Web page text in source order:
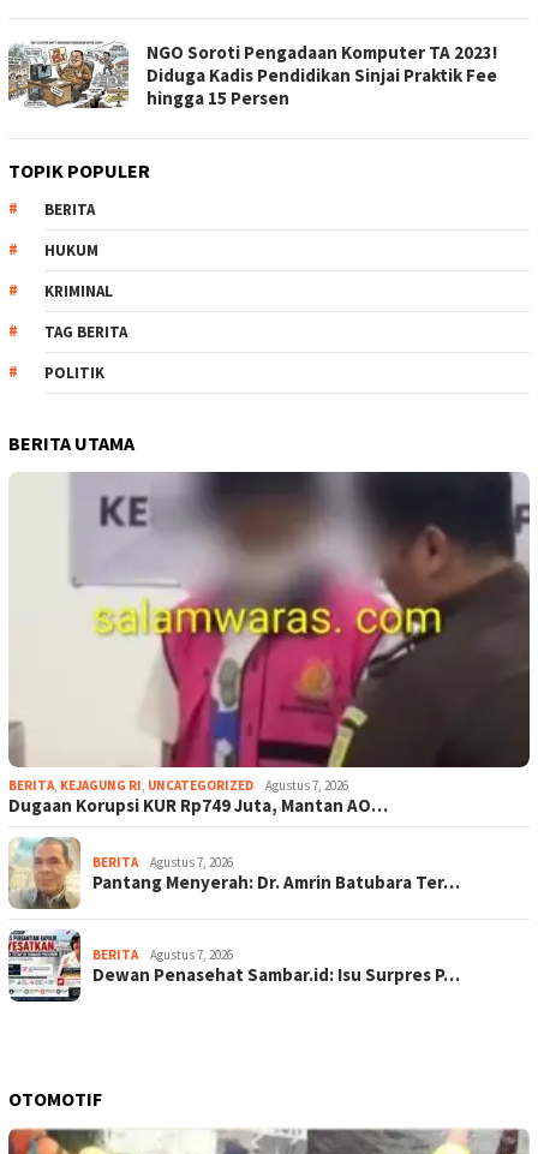
NGO Soroti Pengadaan Komputer TA 2023!
Diduga Kadis Pendidikan Sinjai Praktik Fee
hingga 15 Persen
TOPIK POPULER
BERITA
HUKUM
KRIMINAL
TAG BERITA
POLITIK
BERITA UTAMA
BERITA, KEJAGUNG RI, UNCATEGORIZED Agustus 7, 2026
Dugaan Korupsi KUR Rp749 Juta, Mantan AO…
BERITA Agustus 7, 2026
Pantang Menyerah: Dr. Amrin Batubara Ter…
BERITA Agustus 7, 2026
Dewan Penasehat Sambar.id: Isu Surpres P…
OTOMOTIF